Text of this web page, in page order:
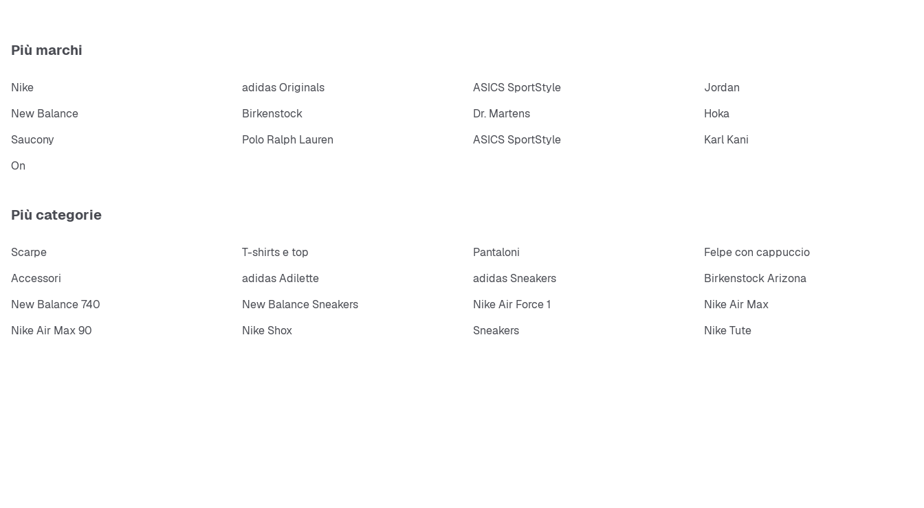
Più marchi
Nike adidas Originals ASICS SportStyle
Jordan
New Balance
Birkenstock Dr. Martens
Hoka
Saucony
Polo Ralph Lauren ASICS SportStyle
Karl Kani
On
Più categorie
Scarpe T-shirts e top Pantaloni
Felpe con cappuccio
Accessori
adidas Adilette adidas Sneakers
Birkenstock Arizona
New Balance 740
New Balance Sneakers Nike Air Force 1
Nike Air Max
Nike Air Max 90
Nike Shox Sneakers Nike Tute